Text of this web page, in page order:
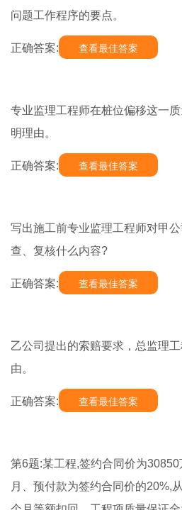
问题工作程序的要点。
正确答案: 查看最佳答案
专业监理工程师在桩位偏移这一
明理由。
正确答案: 查看最佳答案
写出施工前专业监理工程师对甲
查、复核什么内容?
正确答案: 查看最佳答案
乙公司提出的索赔要求，总监理
由。
正确答案: 查看最佳答案
第6题:某工程,签约合同价为
月、预付款为签约合同价的20%,